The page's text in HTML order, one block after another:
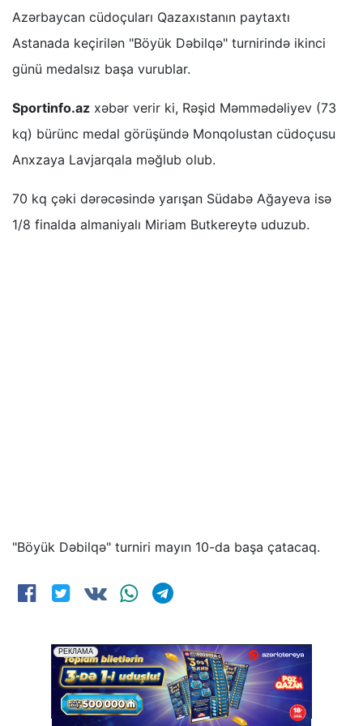
Azərbaycan cüdoçuları Qazaxıstanın paytaxtı
Astanada keçirilən "Böyük Dəbilqə" turnirində ikinci
günü medalsız başa vurublar.
Sportinfo.az xəbər verir ki, Rəşid Məmmədəliyev (73
kq) bürünc medal görüşündə Monqolustan cüdoçusu
Anxzaya Lavjarqala məğlub olub.
70 kq çəki dərəcəsində yarışan Südabə Ağayeva isə
1/8 finalda almaniyalı Miriam Butkereytə uduzub.
"Böyük Dəbilqə" turniri mayın 10-da başa çatacaq.